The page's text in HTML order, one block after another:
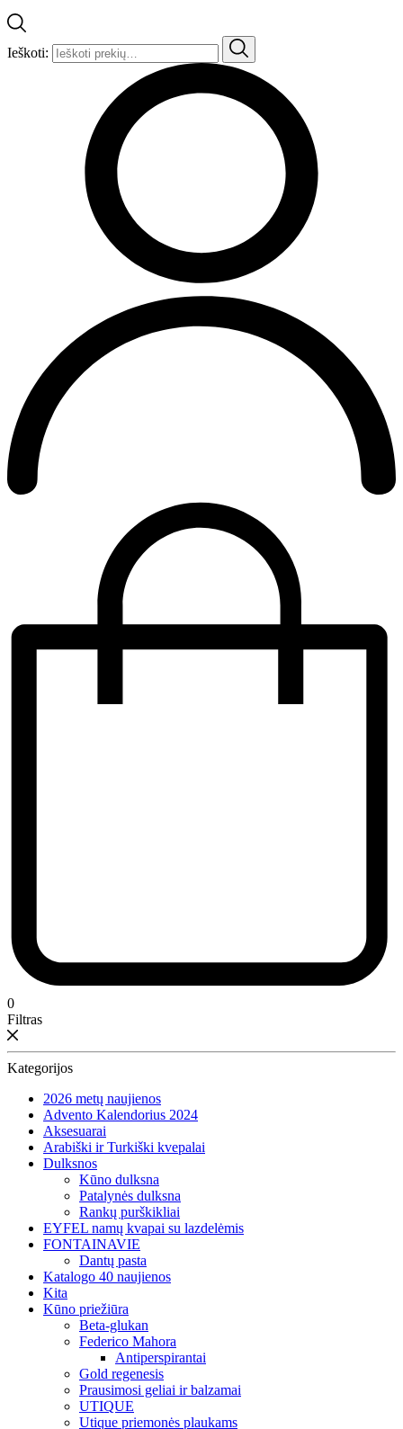
Ieškoti:
0
Filtras
Kategorijos
2026 metų naujienos
Advento Kalendorius 2024
Aksesuarai
Arabiški ir Turkiški kvepalai
Dulksnos
Kūno dulksna
Patalynės dulksna
Rankų purškikliai
EYFEL namų kvapai su lazdelėmis
FONTAINAVIE
Dantų pasta
Katalogo 40 naujienos
Kita
Kūno priežiūra
Beta-glukan
Federico Mahora
Antiperspirantai
Gold regenesis
Prausimosi geliai ir balzamai
UTIQUE
Utique priemonės plaukams